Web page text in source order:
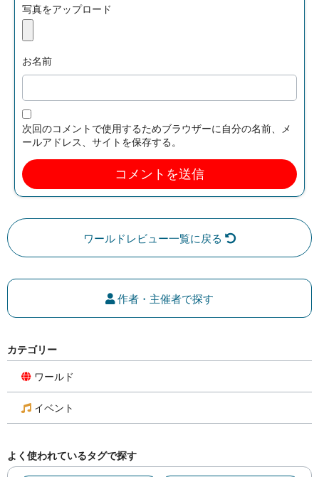
写真をアップロード
お名前
次回のコメントで使用するためブラウザーに自分の名前、メ
ールアドレス、サイトを保存する。
ワールドレビュー一覧に戻る
作者・主催者で探す
カテゴリー
ワールド
イベント
よく使われているタグで探す